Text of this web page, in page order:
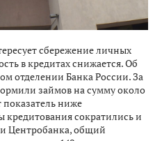
сбережение личных
в кредитах снижается. Об
отделении Банка России. За
займов на сумму около
показатель ниже
кредитования сократились и
Центробанка, общий